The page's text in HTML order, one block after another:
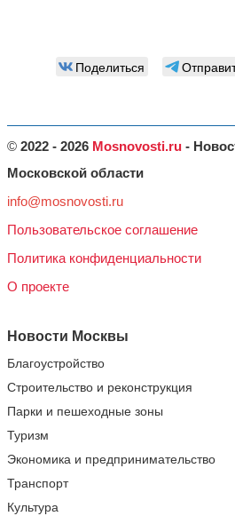
Поделиться
© 2022 - 2026 Mosnovosti.ru -
Московской области
info@mosnovosti.ru
Пользовательское соглашение
Политика конфиденциальности
О проекте
Новости Москвы
Благоустройство
Строительство и реконструкция
Парки и пешеходные зоны
Туризм
Экономика и предпринимательство
Транспорт
Культура